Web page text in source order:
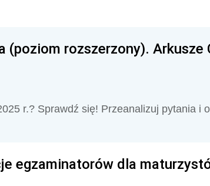
(poziom rozszerzony). Arkusze
r.? Sprawdź się! Przeanalizuj pytania i
egzaminatorów dla